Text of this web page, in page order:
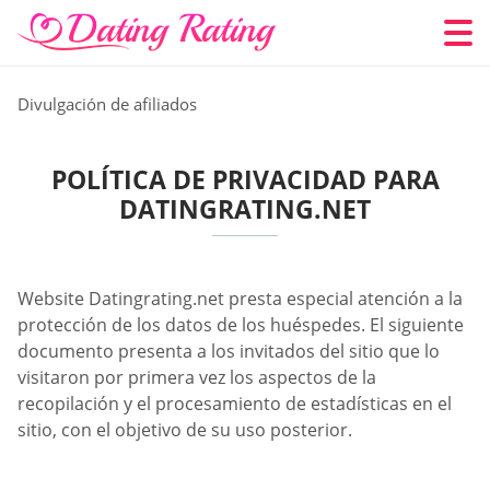
Divulgación de afiliados
POLÍTICA DE PRIVACIDAD PARA
DATINGRATING.NET
Website Datingrating.net presta especial atención a la
protección de los datos de los huéspedes. El siguiente
documento presenta a los invitados del sitio que lo
visitaron por primera vez los aspectos de la
recopilación y el procesamiento de estadísticas en el
sitio, con el objetivo de su uso posterior.